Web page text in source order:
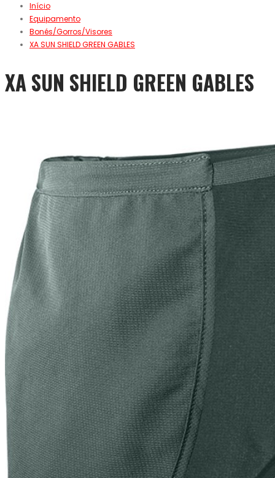
Início
Equipamento
Bonés/Gorros/Visores
XA SUN SHIELD GREEN GABLES
XA SUN SHIELD GREEN GABLES